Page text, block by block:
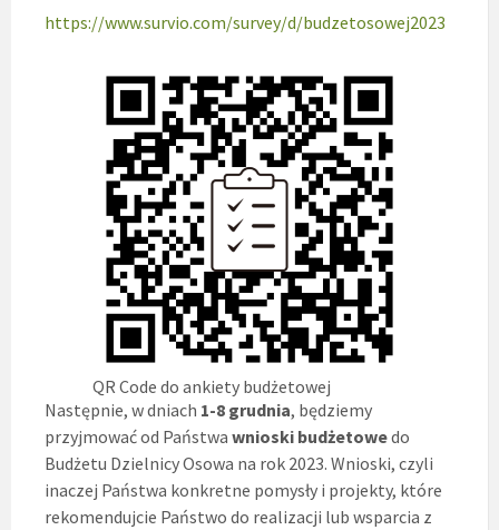
https://www.survio.com/survey/d/budzetosowej2023
QR Code do ankiety budżetowej
Następnie, w dniach 1-8 grudnia, będziemy
przyjmować od Państwa wnioski budżetowedo
Budżetu Dzielnicy Osowa na rok 2023. Wnioski, czyli
inaczej Państwa konkretne pomysły i projekty, które
rekomendujcie Państwo do realizacji lub wsparcia z